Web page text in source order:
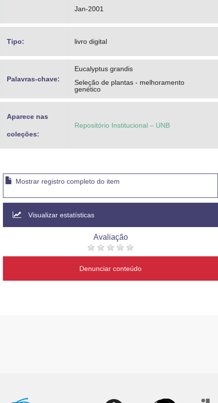
Jan-2001
Tipo: livro digital
Palavras-chave:
Eucalyptus grandis
Seleção de plantas - melhoramento
genético
Aparece nas
coleções:
Repositório Institucional – UNB
Mostrar registro completo do item
Visualizar estatísticas
Avaliação
Denunciar conteúdo